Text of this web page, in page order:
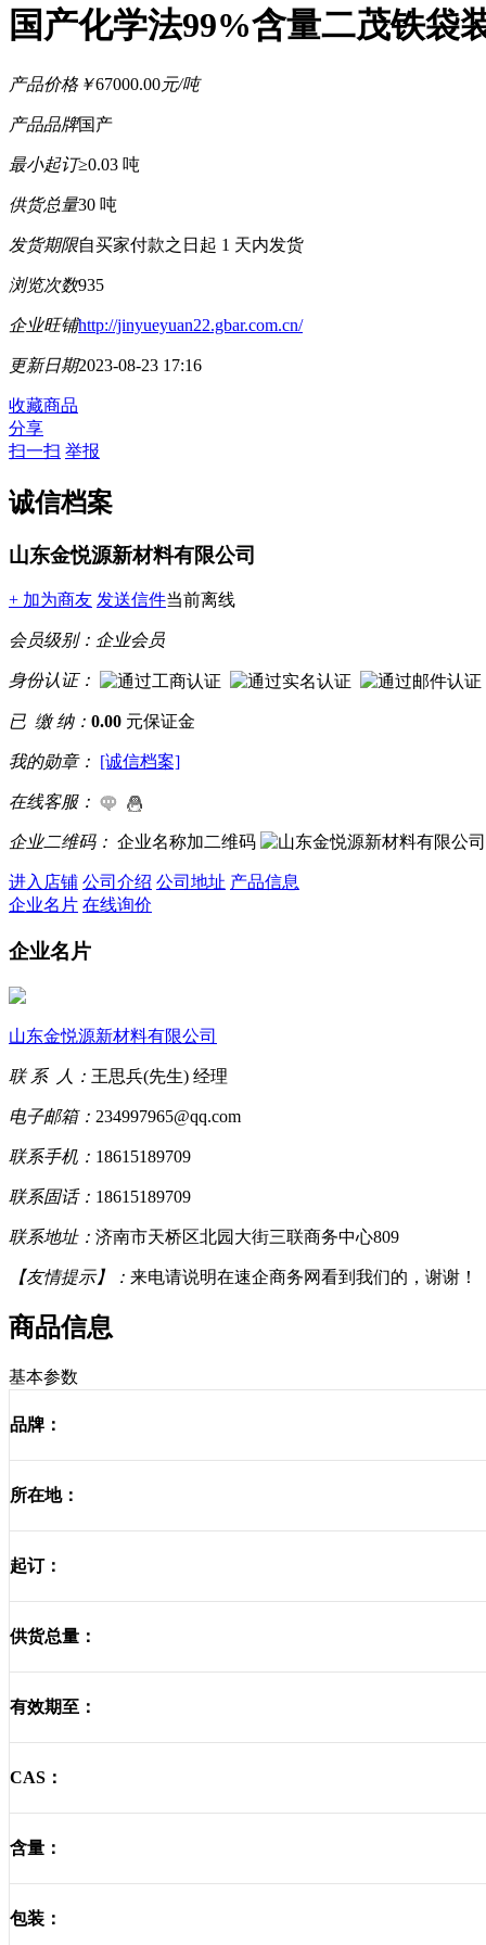
国产化学法99%含量二茂铁袋
产品价格￥67000.00元/吨
产品品牌国产
最小起订≥0.03 吨
供货总量30 吨
发货期限自买家付款之日起 1 天内发货
浏览次数935
企业旺铺http://jinyueyuan22.gbar.com.cn/
更新日期2023-08-23 17:16
收藏商品
分享
扫一扫 举报
诚信档案
山东金悦源新材料有限公司
+ 加为商友 发送信件当前离线
会员级别： 企业会员
身份认证：
已 缴 纳： 0.00 元保证金
我的勋章： [诚信档案]
在线客服：
企业二维码： 企业名称加二维码
进入店铺 公司介绍 公司地址 产品信息
企业名片 在线询价
企业名片
山东金悦源新材料有限公司
联 系 人： 王思兵(先生) 经理
电子邮箱： 234997965@qq.com
联系手机： 18615189709
联系固话： 18615189709
联系地址： 济南市天桥区北园大街三联商务中心809
【友情提示】： 来电请说明在速企商务网看到我们的，谢谢！
商品信息
基本参数
品牌：
所在地：
起订：
供货总量：
有效期至：
CAS：
含量：
包装：